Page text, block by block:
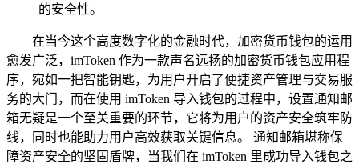
的安全性。
在当今这个高度数字化的金融时代，加密货币钱包的运用
愈发广泛，imToken 作为一款声名远扬的加密货币钱包应用程
序，宛如一把智能钥匙，为用户开启了便捷资产管理与交易服
务的大门，而在使用 imToken 导入钱包的过程中，设置通知邮
箱无疑是一个至关重要的环节，它将为用户的资产安全筑牢防
线，同时也能助力用户高效获取关键信息。 通知邮箱堪称保
障资产安全的坚固盾牌，当我们在 imToken 里成功导入钱包之